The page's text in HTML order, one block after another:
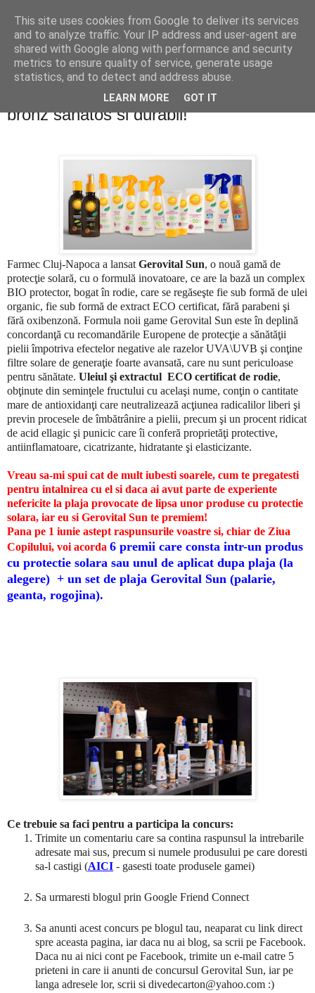
PentruDive.ro
miercuri, 18 mai 2011
Concurs: Castiga produse pentru un
bronz sanatos si durabil!
Farmec Cluj-Napoca a lansat Gerovital Sun, o nouă gamă de
protecţie solară, cu o formulă inovatoare, ce are la bază un complex
BIO protector, bogat în rodie, care se regăseşte fie sub formă de ulei
organic, fie sub formă de extract ECO certificat, fără parabeni şi
fără oxibenzonă. Formula noii game Gerovital Sun este în deplină
concordanţă cu recomandările Europene de protecţie a sănătăţii
pielii împotriva efectelor negative ale razelor UVA\UVB şi conţine
filtre solare de generaţie foarte avansată, care nu sunt periculoase
pentru sănătate. Uleiul şi extractul ECO certificat de rodie,
obţinute din seminţele fructului cu acelaşi nume, conţin o cantitate
mare de antioxidanţi care neutralizează acţiunea radicalilor liberi şi
previn procesele de îmbătrânire a pielii, precum şi un procent ridicat
de acid ellagic şi punicic care îi conferă proprietăţi protective,
antiinflamatoare, cicatrizante, hidratante şi elasticizante.
Vreau sa-mi spui cat de mult iubesti soarele, cum te pregatesti
pentru intalnirea cu el si daca ai avut parte de experiente
nefericite la plaja provocate de lipsa unor produse cu protectie
solara, iar eu si Gerovital Sun te premiem!
Pana pe 1 iunie astept raspunsurile voastre si, chiar de Ziua
Copilului, voi acorda 6 premii care consta intr-un produs
cu protectie solara sau unul de aplicat dupa plaja (la
alegere) + un set de plaja Gerovital Sun (palarie,
geanta, rogojina).
Ce trebuie sa faci pentru a participa la concurs:
Trimite un comentariu care sa contina raspunsul la intrebarile
adresate mai sus, precum si numele produsului pe care doresti
sa-l castigi (AICI - gasesti toate produsele gamei)
Sa urmaresti blogul prin Google Friend Connect
Sa anunti acest concurs pe blogul tau, neaparat cu link direct
spre aceasta pagina, iar daca nu ai blog, sa scrii pe Facebook.
Daca nu ai nici cont pe Facebook, trimite un e-mail catre 5
prieteni in care ii anunti de concursul Gerovital Sun, iar pe
langa adresele lor, scrii si divedecarton@yahoo.com :)
This site uses cookies from Google to deliver its services
and to analyze traffic. Your IP address and user-agent are
shared with Google along with performance and security
metrics to ensure quality of service, generate usage
statistics, and to detect and address abuse.
LEARN MORE GOT IT